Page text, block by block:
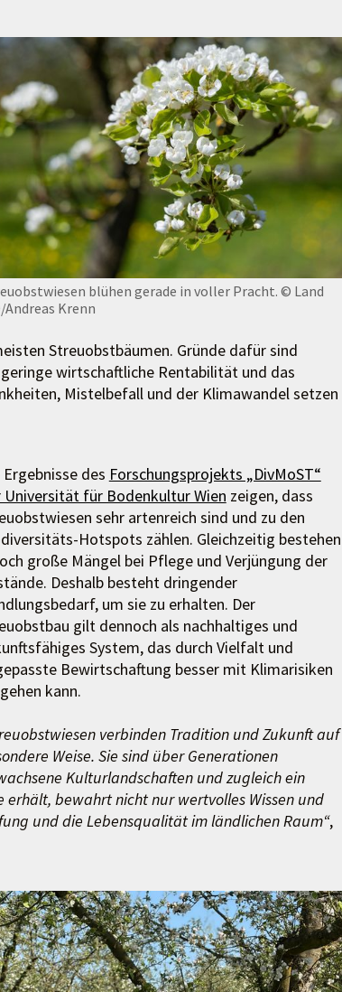
blühen gerade in voller Pracht. © Land
Andreas Krenn
Streuobstbäumen. Gründe dafür sind
wirtschaftliche Rentabilität und das
Mistelbefall und der Klimawandel setzen
Ergebnisse des Forschungsprojekts „DivMoST“
Universität für Bodenkultur Wien zeigen, dass
sehr artenreich sind und zu den
Hotspots zählen. Gleichzeitig bestehen
große Mängel bei Pflege und Verjüngung der
Deshalb besteht dringender
um sie zu erhalten. Der
gilt dennoch als nachhaltiges und
System, das durch Vielfalt und
Bewirtschaftung besser mit Klimarisiken
kann.
verbinden Tradition und Zukunft auf
Weise. Sie sind über Generationen
Kulturlandschaften und zugleich ein
bewahrt nicht nur wertvolles Wissen und
und die Lebensqualität im ländlichen Raum“,